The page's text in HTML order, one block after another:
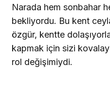
Narada hem sonbahar
bekliyordu. Bu kent
özgür, kentte
kapmak için sizi
rol değişimiydi.